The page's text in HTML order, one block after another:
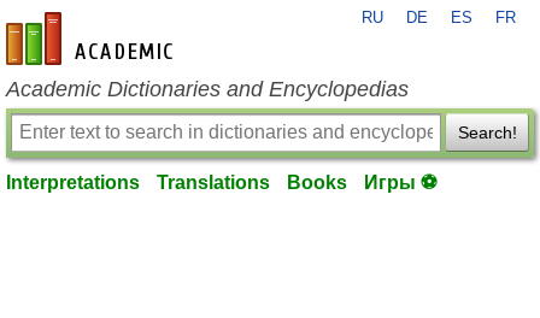
en-academic.com
RU DE ES FR
Academic Dictionaries and Encyclopedias
Search!
Interpretations Translations Books Игры ⚽